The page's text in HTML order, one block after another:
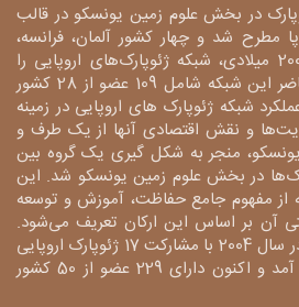
در بخش علوم زمین یونسکو در قالب
مطرح شد و چهار کشور آلمان، فرانسه،
اسپانیا و یونان در سال 2000 میلادی، شبکه ژئوپارک‌های اروپایی را
معرفی نمودند و در حال حاضر این شبکه شامل 109 عضو از 28 کشور
شبکه ژئوپارک های اروپایی در زمینه
و نقش اقتصادی آنها از یک طرف و
منجر به شکل گیری یک گروه بین
در بخش علوم زمین یونسکو شد. این
از مفهوم جامع حفاظت، آموزش و توسعه
آن بر اساس این ارکان تعریف می‌شود.
شبکه ژئوپارک های جهانی در سال 2004 با مشارکت 17 ژئوپارک اروپایی
و 8 ژئوپارک از چین پدید آمد و اکنون دارای 229 عضو از 50 کشور